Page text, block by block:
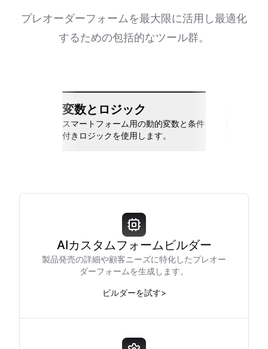
プレオーダーフォームを最大限に活用し最適化
するための包括的なツール群。
変数とロジック
スマートフォーム用の動的変数と条件
付きロジックを使用します。
AIカスタムフォームビルダー
製品発売の詳細や顧客ニーズに特化したプレオー
ダーフォームを生成します。
ビルダーを試す>